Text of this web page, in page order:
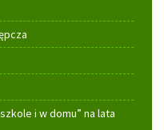
i w domu” na lata